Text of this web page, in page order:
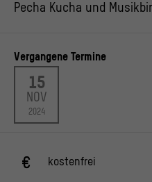
Pecha Kucha und
Vergangene Termine
15
NOV
2024
kostenfrei